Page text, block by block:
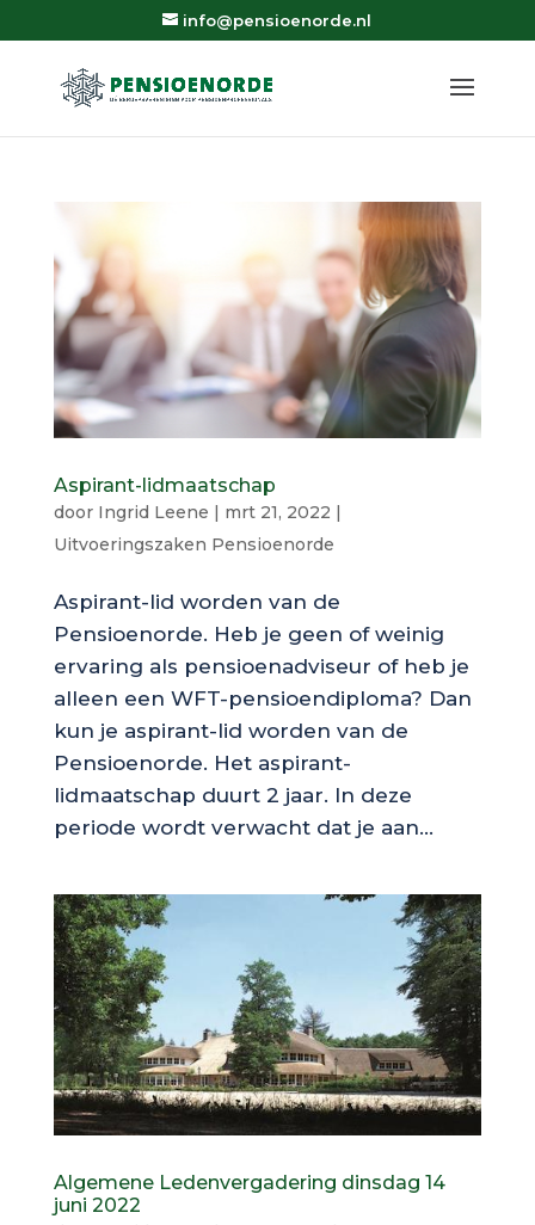
info@pensioenorde.nl
Aspirant-lidmaatschap
door Ingrid Leene | mrt 21, 2022 |
Uitvoeringszaken Pensioenorde
Aspirant-lid worden van de
Pensioenorde. Heb je geen of weinig
ervaring als pensioenadviseur of heb je
alleen een WFT-pensioendiploma? Dan
kun je aspirant-lid worden van de
Pensioenorde. Het aspirant-
lidmaatschap duurt 2 jaar. In deze
periode wordt verwacht dat je aan...
Algemene Ledenvergadering dinsdag 14
juni 2022